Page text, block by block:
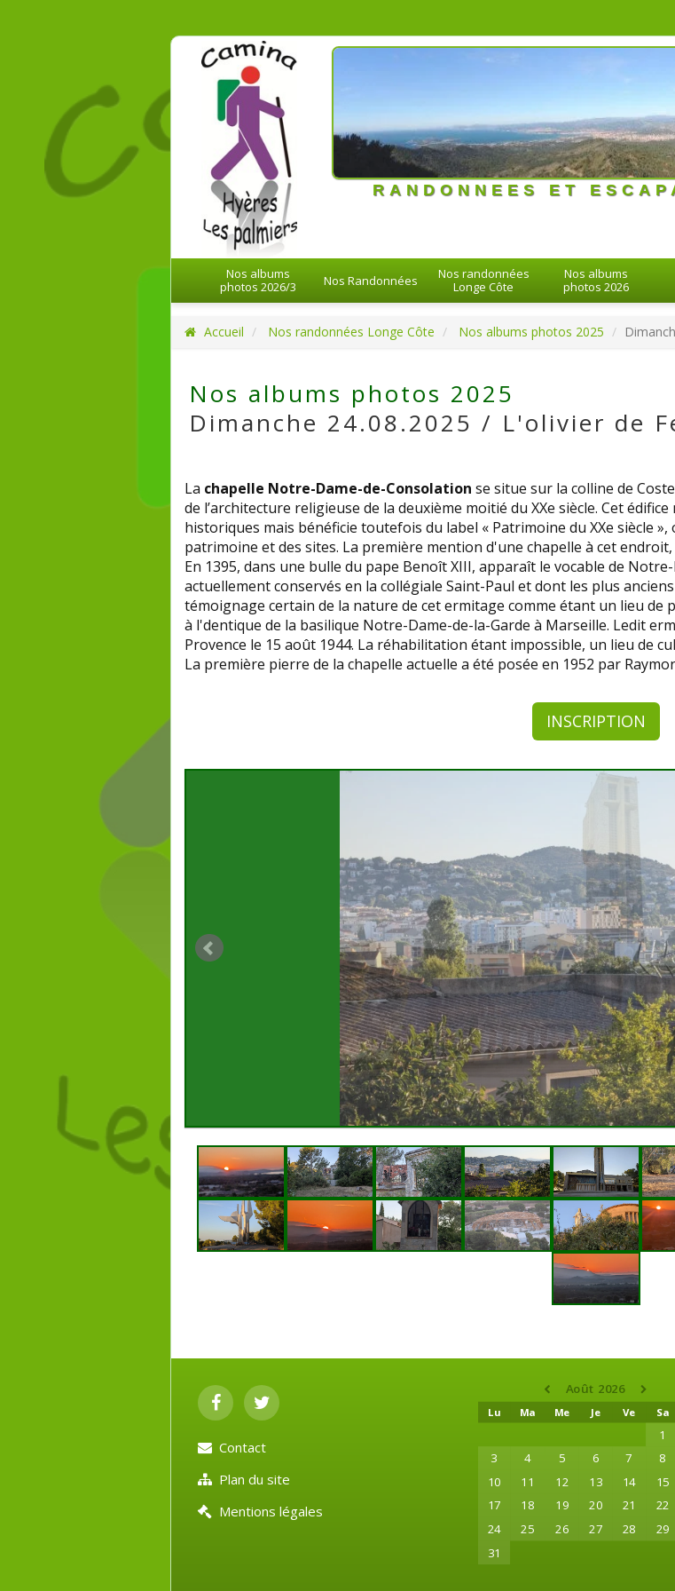
RANDONNEES ET
Nos albums
photos 2026/3
Nos Randonnées
Nos randonnées
Longe Côte
Nos albums
photos 2026
Accueil Nos randonnées Longe Côte Nos albums photos 2025
Nos albums photos 2025
Dimanche 24.08.2025 / L'olivier de
La chapelle Notre-Dame-de-Consolation se situe sur la colline de
de l’architecture religieuse de la deuxième moitié du XXe siècle. Cet
historiques mais bénéficie toutefois du label « Patrimoine du XXe siècle
patrimoine et des sites. La première mention d'une chapelle à cet
En 1395, dans une bulle du pape Benoît XIII, apparaît le vocable de
actuellement conservés en la collégiale Saint-Paul et dont les plus
témoignage certain de la nature de cet ermitage comme étant un lieu
à l'dentique de la basilique Notre-Dame-de-la-Garde à Marseille. Ledit
Provence le 15 août 1944. La réhabilitation étant impossible, un lieu de
La première pierre de la chapelle actuelle a été posée en 1952 par
INSCRIPTION
Contact
Plan du site
Mentions légales
Août 2026
Lu Ma Me Je Ve Sa
1
3
4 5 6 7 8
10 11 12 13 14 15
17
18 19 20 21 22
24
25 26 27 28 29
31